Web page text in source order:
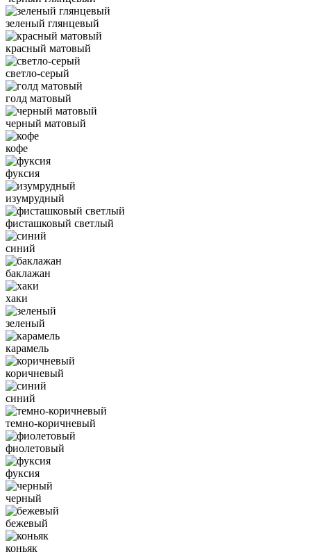
зеленый глянцевый
красный матовый
светло-серый
голд матовый
черный матовый
кофе
фуксия
изумрудный
фисташковый светлый
синий
баклажан
хаки
зеленый
карамель
коричневый
синий
темно-коричневый
фиолетовый
фуксия
черный
бежевый
коньяк